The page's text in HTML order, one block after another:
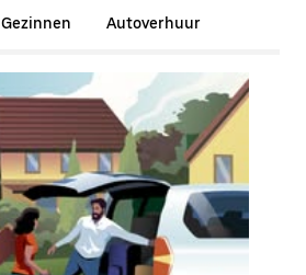
Gezinnen Autoverhuur